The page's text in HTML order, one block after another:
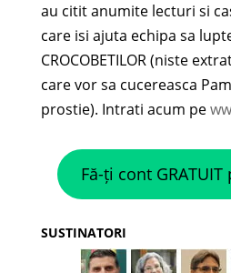
au citit anumite lecturi si
care isi ajuta echipa sa
CROCOBETILOR (niste
care vor sa cucereasca
prostie). Intrati acum pe
Fă-ți cont
SUSTINATORI